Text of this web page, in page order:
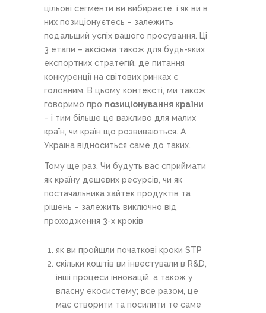
цільові сегменти ви вибираєте, і як ви в
них позиціонуєтесь – залежить
подальший успіх вашого просування. Ці
3 етапи – аксіома також для будь-яких
експортних стратегій, де питання
конкуренції на світових ринках є
головним. В цьому контексті, ми також
говоримо про позиціонування країни
– і тим більше це важливо для малих
країн, чи країн що розвиваються. А
Україна відноситься саме до таких.
Тому ще раз. Чи будуть вас сприймати
як країну дешевих ресурсів, чи як
постачальника хайтек продуктів та
рішень – залежить виключно від
проходження 3-х кроків
як ви пройшли початкові кроки STP
скільки коштів ви інвестували в R&D,
інші процеси інновацій, а також у
власну екосистему; все разом, це
має створити та посилити те саме